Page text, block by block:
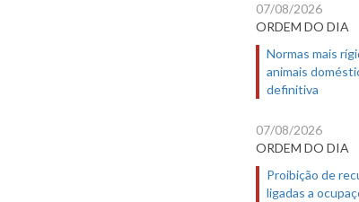
07/08/2026
ORDEM DO DIA
Normas mais
animais
definitiva
07/08/2026
ORDEM DO DIA
Proibição de
ligadas a